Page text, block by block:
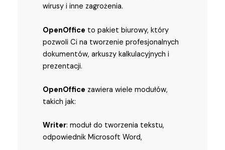
wirusy i inne zagrożenia.
OpenOffice to pakiet biurowy, który
pozwoli Ci na tworzenie profesjonalnych
dokumentów, arkuszy kalkulacyjnych i
prezentacji.
OpenOffice zawiera wiele modułów,
takich jak:
Writer: moduł do tworzenia tekstu,
odpowiednik Microsoft Word,